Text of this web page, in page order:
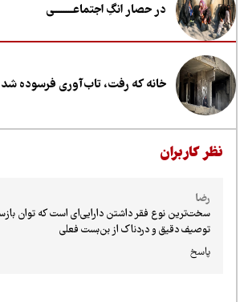
در حصار انگِ اجتماعــــــــی
خانه که رفت، تاب‌آوری فرسوده شد
کاربران
سخت‌ترین نوع فقر داشتن دارایی‌ای است که توان
توصیف دقیق و دردناک از بن‌بست فعلی